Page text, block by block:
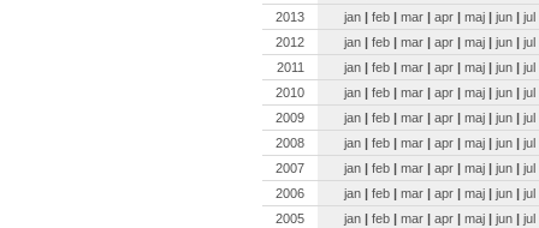
2013
jan | feb | mar | apr | maj | jun | jul
2012
jan | feb | mar | apr | maj | jun | jul
2011
jan | feb | mar | apr | maj | jun | jul
2010
jan | feb | mar | apr | maj | jun | jul
2009
jan | feb | mar | apr | maj | jun | jul
2008
jan | feb | mar | apr | maj | jun | jul
2007
jan | feb | mar | apr | maj | jun | jul
2006
jan | feb | mar | apr | maj | jun | jul
2005
jan | feb | mar | apr | maj | jun | jul